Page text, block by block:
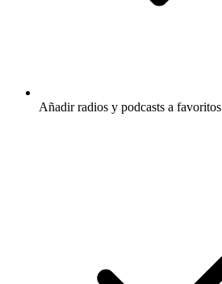
Añadir radios y podcasts a favoritos